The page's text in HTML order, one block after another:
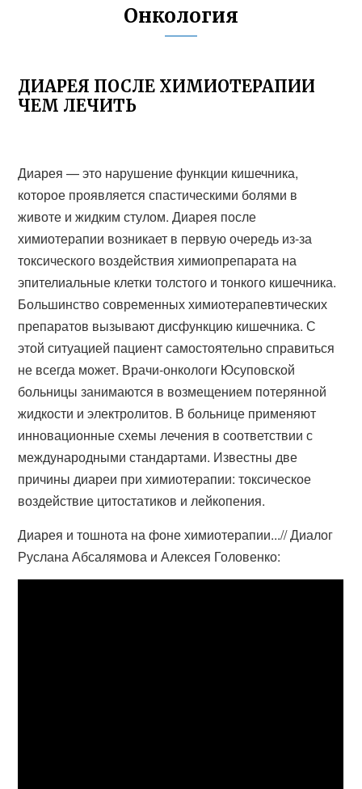
Онкология
ДИАРЕЯ ПОСЛЕ ХИМИОТЕРАПИИ
ЧЕМ ЛЕЧИТЬ
Диарея — это нарушение функции кишечника,
которое проявляется спастическими болями в
животе и жидким стулом. Диарея после
химиотерапии возникает в первую очередь из-за
токсического воздействия химиопрепарата на
эпителиальные клетки толстого и тонкого кишечника.
Большинство современных химиотерапевтических
препаратов вызывают дисфункцию кишечника. С
этой ситуацией пациент самостоятельно справиться
не всегда может. Врачи-онкологи Юсуповской
больницы занимаются в возмещением потерянной
жидкости и электролитов. В больнице применяют
инновационные схемы лечения в соответствии с
международными стандартами. Известны две
причины диареи при химиотерапии: токсическое
воздействие цитостатиков и лейкопения.
Диарея и тошнота на фоне химиотерапии...// Диалог
Руслана Абсалямова и Алексея Головенко: